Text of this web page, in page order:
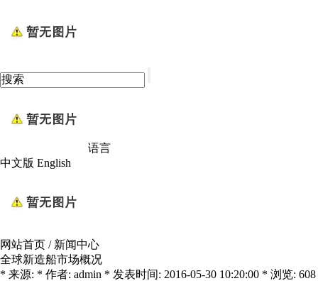
语言
中文版 English
网站首页 / 新闻中心
全球新造船市场概况
* 来源: * 作者: admin * 发表时间: 2016-05-30 10:20:00 * 浏览: 608